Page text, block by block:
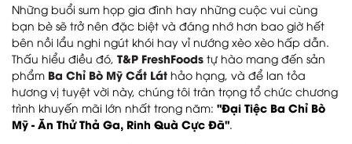
Những buổi sum họp gia đình hay những cuộc vui cùng
bạn bè sẽ trở nên đặc biệt và đáng nhớ hơn bao giờ hết
bên nồi lẩu nghi ngút khói hay vỉ nướng xèo xèo hấp dẫn.
Thấu hiểu điều đó, T&P FreshFoods tự hào mang đến sản
phẩm Ba Chỉ Bò Mỹ Cắt Lát hảo hạng, và để lan tỏa
hương vị tuyệt vời này, chúng tôi trân trọng tổ chức chương
trình khuyến mãi lớn nhất trong năm: "Đại Tiệc Ba Chỉ Bò
Mỹ - Ăn Thử Thả Ga, Rinh Quà Cực Đã".